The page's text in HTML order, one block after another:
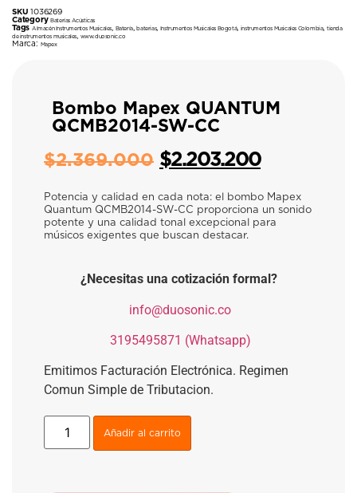
SKU1036269
Category Baterías Acústicas
Tags Almacén Instrumentos Musicales Batería,baterias, Instrumentos Musicales Bogotá, instrumentos Musicales Colombia,tienda
de instrumentos musicales
www.duosonic.co
Marca: Mapex
Bombo Mapex QUANTUM
QCMB2014-SW-CC
$2.369.000 $2.203.200
Potencia y calidad en cada nota: el bombo Mapex
Quantum QCMB2014-SW-CC proporciona un sonido
potente y una calidad tonal excepcional para
músicos exigentes que buscan destacar.
¿Necesitas una cotización formal?
info@duosonic.co
3195495871 (Whatsapp)
Emitimos Facturación Electrónica. Regimen
Comun Simple de Tributacion.
Añadir al carrito